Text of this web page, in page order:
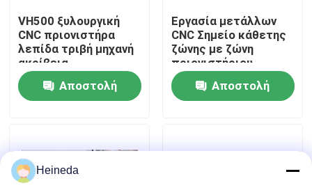
Ειδήσεις
Ζητήστε ένα απόσπασμα
CNC πριόνια ζωνών
VH500 ξυλουργική
CNC πριονιστήρα
λεπίδα τριβή μηχανή
ακρίβεια
Αποστολή
Εργασία μετάλλων
CNC Σημείο κάθετης
ζώνης με ζώνη
πριονιστήριου
Ταχύτητα
200/2000m/min
Χωρίς βήματα
Αποστολή
Heineda